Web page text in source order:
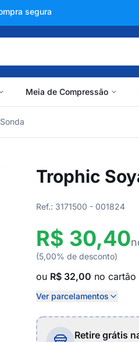
mil avaliações
Meia de Compressão
Trophic
Ref.: 3171500 - 001824
R$ 30,40
(5,00% de desconto)
ou R$ 32,00 no cartão
Ver parcelamentos
Retire grátis